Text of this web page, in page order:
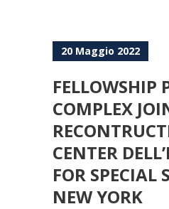
20 Maggio 2022
FELLOWSHIP
COMPLEX
CENTER
FOR SPECIAL
NEW YORK